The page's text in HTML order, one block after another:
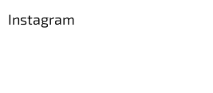
Instagram